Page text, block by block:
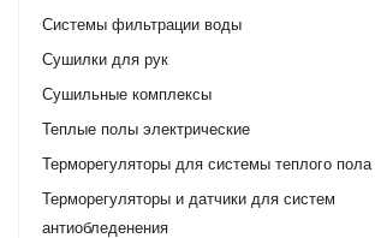
Системы фильтрации воды
Сушилки для рук
Сушильные комплексы
Теплые полы электрические
Терморегуляторы для системы теплого пола
Терморегуляторы и датчики для систем
антиобледенения